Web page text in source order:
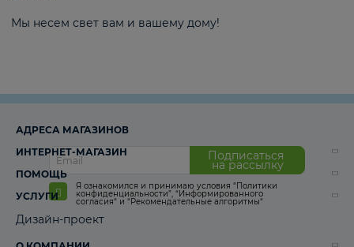
Мы несем свет вам и вашему дому!
Подписаться
на рассылку
Я ознакомился и принимаю условия “Политики
конфиденциальности”, “Информированного
согласия“ и “Рекомендательные алгоритмы“
АДРЕСА МАГАЗИНОВ
ИНТЕРНЕТ-МАГАЗИН
ПОМОЩЬ
УСЛУГИ
Дизайн-проект